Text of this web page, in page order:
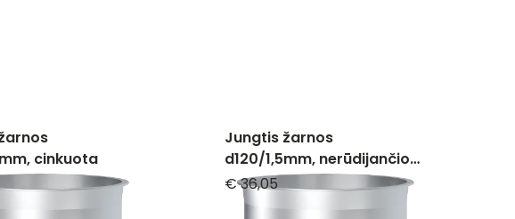
cinkuota
Jungtis žarnos
d120/1,5mm, nerūdijančio
plieno
€ 36,05